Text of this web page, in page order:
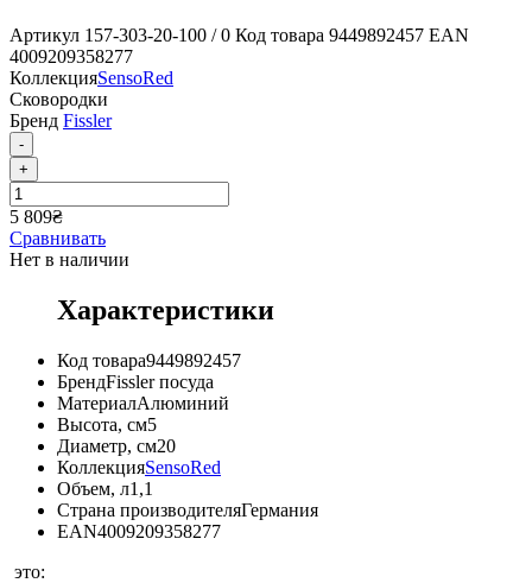
Артикул 157-303-20-100 / 0 Код товара 9449892457 EAN
4009209358277
КоллекцияSensoRed
Сковородки
Бренд Fissler
-
+
5 809₴
Сравнивать
Нет в наличии
Характеристики
Код товара9449892457
БрендFissler посуда
МатериалАлюминий
Высота, см5
Диаметр, см20
КоллекцияSensoRed
Объем, л1,1
Страна производителяГермания
EAN4009209358277
это: